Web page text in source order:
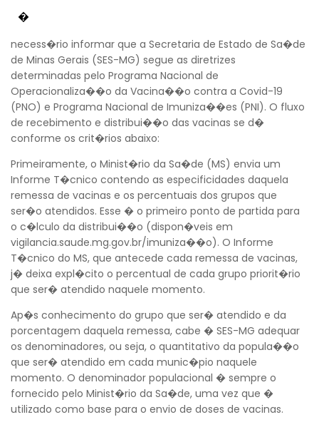
�
necess�rio informar que a Secretaria de Estado de Sa�de
de Minas Gerais (SES-MG) segue as diretrizes
determinadas pelo Programa Nacional de
Operacionaliza��o da Vacina��o contra a Covid-19
(PNO) e Programa Nacional de Imuniza��es (PNI). O fluxo
de recebimento e distribui��o das vacinas se d�
conforme os crit�rios abaixo:
Primeiramente, o Minist�rio da Sa�de (MS) envia um
Informe T�cnico contendo as especificidades daquela
remessa de vacinas e os percentuais dos grupos que
ser�o atendidos. Esse � o primeiro ponto de partida para
o c�lculo da distribui��o (dispon�veis em
vigilancia.saude.mg.gov.br/imuniza��o). O Informe
T�cnico do MS, que antecede cada remessa de vacinas,
j� deixa expl�cito o percentual de cada grupo priorit�rio
que ser� atendido naquele momento.
Ap�s conhecimento do grupo que ser� atendido e da
porcentagem daquela remessa, cabe � SES-MG adequar
os denominadores, ou seja, o quantitativo da popula��o
que ser� atendido em cada munic�pio naquele
momento. O denominador populacional � sempre o
fornecido pelo Minist�rio da Sa�de, uma vez que �
utilizado como base para o envio de doses de vacinas.